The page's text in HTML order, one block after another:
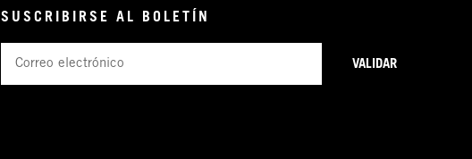
SUSCRIBIRSE AL BOLETÍN
VALIDAR